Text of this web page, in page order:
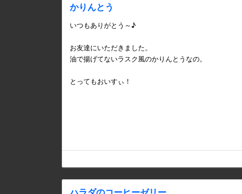
かりんとう
いつもありがとう～♪
お友達にいただきました。
油で揚げてないラスク風のかりんとうなの。
とってもおいすぃ！